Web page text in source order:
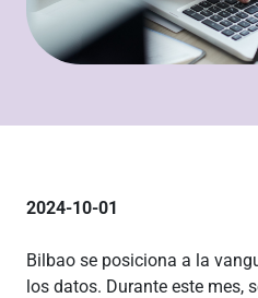
2024-10-01
Bilbao se posiciona a la
los datos. Durante este mes,